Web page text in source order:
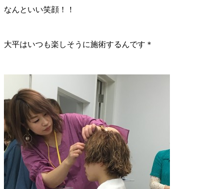
なんといい笑顔！！
大平はいつも楽しそうに施術するんです＊